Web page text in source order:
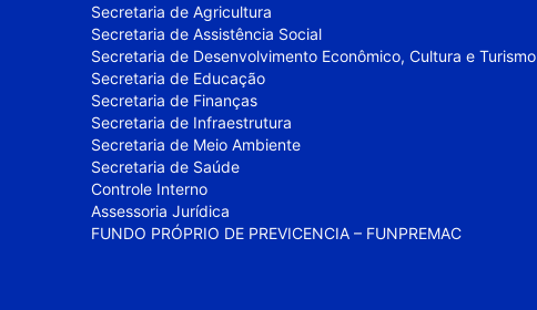
Secretaria de Agricultura
Secretaria de Assistência Social
Secretaria de Desenvolvimento Econômico, Cultura e Turismo
Secretaria de Educação
Secretaria de Finanças
Secretaria de Infraestrutura
Secretaria de Meio Ambiente
Secretaria de Saúde
Controle Interno
Assessoria Jurídica
FUNDO PRÓPRIO DE PREVICENCIA – FUNPREMAC